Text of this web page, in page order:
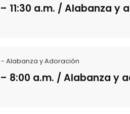
11:30 a.m. / Alabanza y
- Alabanza y Adoración
8:00 a.m. / Alabanza y